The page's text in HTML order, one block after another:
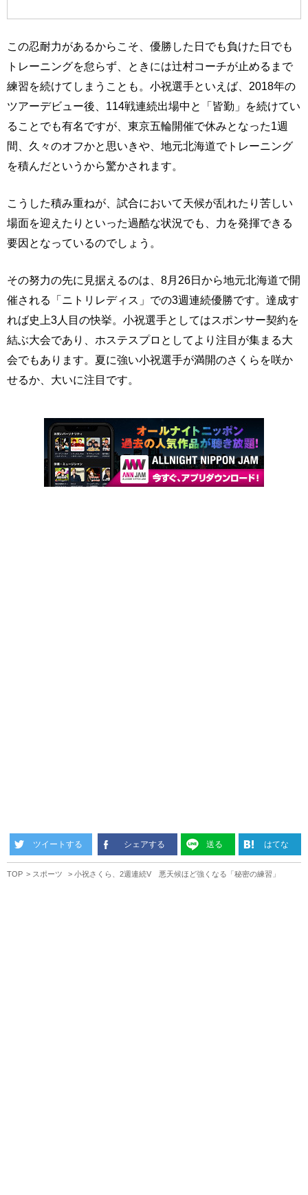
この忍耐力があるからこそ、優勝した日でも負けた日でも
トレーニングを怠らず、ときには辻村コーチが止めるまで
練習を続けてしまうことも。小祝選手といえば、2018年の
ツアーデビュー後、114戦連続出場中と「皆勤」を続けてい
ることでも有名ですが、東京五輪開催で休みとなった1週
間、久々のオフかと思いきや、地元北海道でトレーニング
を積んだというから驚かされます。
こうした積み重ねが、試合において天候が乱れたり苦しい
場面を迎えたりといった過酷な状況でも、力を発揮できる
要因となっているのでしょう。
その努力の先に見据えるのは、8月26日から地元北海道で開
催される「ニトリレディス」での3週連続優勝です。達成す
れば史上3人目の快挙。小祝選手としてはスポンサー契約を
結ぶ大会であり、ホステスプロとしてより注目が集まる大
会でもあります。夏に強い小祝選手が満開のさくらを咲か
せるか、大いに注目です。
ツイートする シェアする 送る はてな
TOP スポーツ 小祝さくら、2週連続V 悪天候ほど強くなる「秘密の練習」